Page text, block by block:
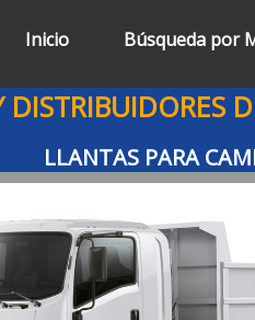
Inicio Búsqueda por
LLANTAS PARA